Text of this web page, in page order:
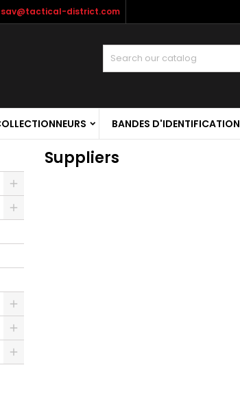
sav@tactical-district.com
BANDES D'IDENTIFICATION
Suppliers